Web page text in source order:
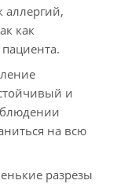
как
и
на всю
разрезы